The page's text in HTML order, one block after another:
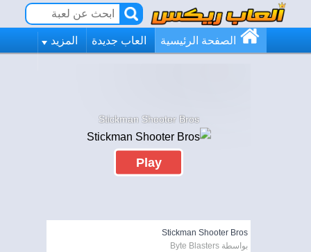
الصفحة الرئيسية العاب جديدة المزيد
Stickman Shooter Bros
Play
Stickman Shooter Bros
بواسطة Byte Blasters